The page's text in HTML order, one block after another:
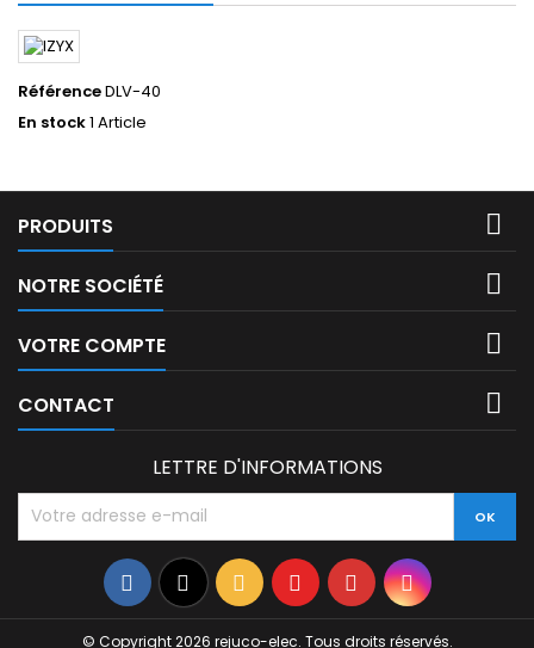
RéférenceDLV-40
En stock1 Article
PRODUITS 
NOTRE SOCIÉTÉ 
VOTRE COMPTE 
CONTACT 
LETTRE D'INFORMATIONS
Facebook
TwitterRss YouTubePinterestInstagram
© Copyright 2026 rejuco-elec. Tous droits réservés.